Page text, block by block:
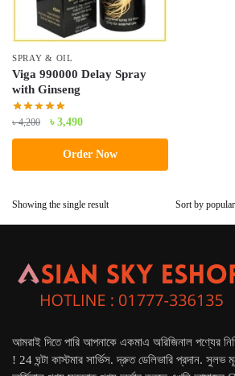
SPRAY & OIL
Viga 990000 Delay Spray
with Ginseng
৳4,200
Original
price
was:
৳ 4,200.
৳ 3,490Current
price
is:
৳ 3,490.
Order Now
Showing the single result
আমরাই দিতে পারি আপনাকে একমাএ অরিজিনাল পণ্যের
! 24 ঘন্টা কাস্টমার সার্ভিস. দ্রুত ডেলিভারি প্রদান.